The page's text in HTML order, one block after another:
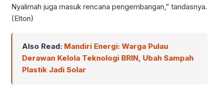
Nyalimah juga masuk rencana pengembangan,” tandasnya.
(Elton)
Also Read: Mandiri Energi: Warga Pulau
Derawan Kelola Teknologi BRIN, Ubah Sampah
Plastik Jadi Solar